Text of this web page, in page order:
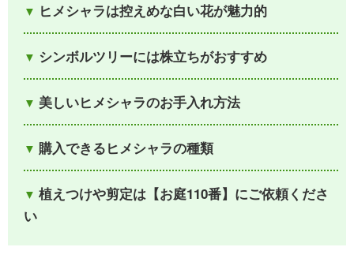
ヒメシャラは控えめな白い花が魅力的
シンボルツリーには株立ちがおすすめ
美しいヒメシャラのお手入れ方法
購入できるヒメシャラの種類
植えつけや剪定は【お庭110番】にご依頼くださ
い